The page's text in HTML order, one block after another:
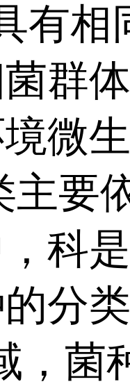
同
群
微
依
科
分
菌